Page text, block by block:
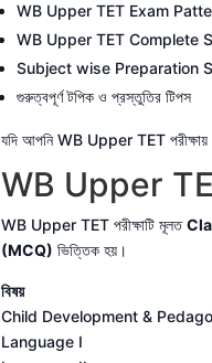
WB Upper TET Exam
WB Upper TET Complete
Subject wise Preparation
গুরুত্বপূর্ণ টপিক ও প্রস্তুতির টিপস
যদি আপনি WB Upper TET পরীক্ষায়
WB Upper
WB Upper TET পরীক্ষাটি মূলত
(MCQ) ভিত্তিক হয়।
বিষয়
Child Development &
Language I